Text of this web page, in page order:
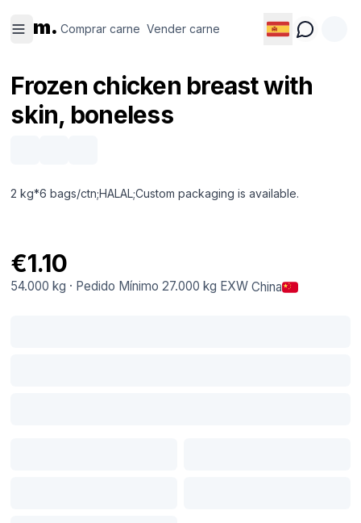
m. Comprar carne Vender carne
carne
carne
Frozen chicken breast with
skin, boneless
2 kg*6 bags/ctn;HALAL;Custom packaging is available.
€1.10
54.000 kg · Pedido Mínimo 27.000 kg EXW China